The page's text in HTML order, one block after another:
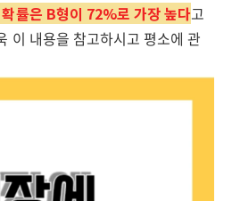
률은 B형이 72%로 가장 높다고
이 내용을 참고하시고 평소에 관